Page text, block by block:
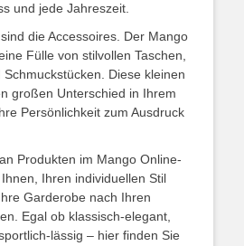
und jede Jahreszeit.
die Accessoires. Der Mango
Fülle von stilvollen Taschen,
Diese kleinen
großen Unterschied in Ihrem
Persönlichkeit zum Ausdruck
Produkten im Mango Online-
Ihren individuellen Stil
Garderobe nach Ihren
Egal ob klassisch-elegant,
lässig – hier finden Sie